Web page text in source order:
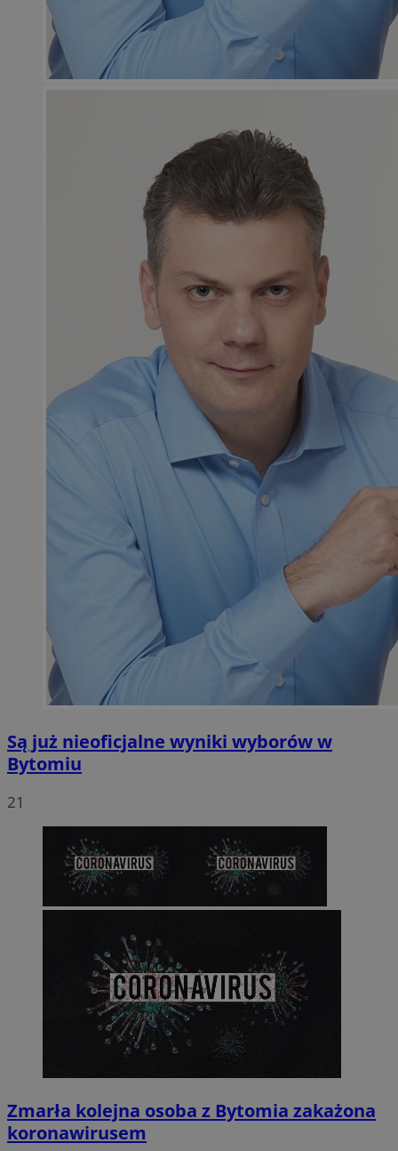
Są już nieoficjalne wyniki wyborów w
Bytomiu
21
Zmarła kolejna osoba z Bytomia zakażona
koronawirusem